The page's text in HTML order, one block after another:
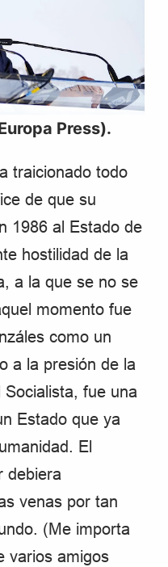
Press).
traicionado todo
de que su
1986 al Estado de
hostilidad de la
a la que se no se
momento fue
como un
a la presión de la
fue una
Estado que ya
El
debiera
venas por tan
(Me importa
varios amigos